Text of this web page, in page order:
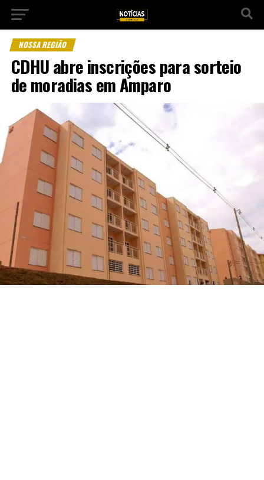
NOSSA REGIÃO
CDHU abre inscrições para sorteio
de moradias em Amparo